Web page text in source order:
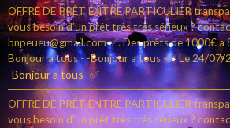
OFFRE DE PRÊT ENTRE PARTICULIER
vous besoin d'un prêt très très sérieux ?
bnpeueu@gmail.com ✅. Des prêts de 1000€ a
Bonjour a tous - -Bonjour a tous -✅Le 24/07/
-Bonjour a tous -✅
OFFRE DE PRÊT ENTRE PARTICULIER
vous besoin d'un prêt très très sérieux ?